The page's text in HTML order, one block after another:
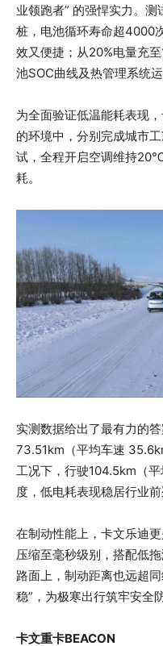
业领跑者” 的强悍实力。
桩，电池循环寿命超4000
效又便捷；从20%电量充
池SOC曲线及热管理系统
为全面验证低温能耗表
的环境中，分别完成城市
试，全程开启空调维持
耗。
实测数据给出了最有力的
73.51km（平均车速
工况下，行驶104.5km（
度，低电耗表现稳居行业前
在制动性能上，卡文乐迪
压缩至毫秒级别，搭配低
路面上，制动距离也远超
稳”，为极寒出行筑牢安全防
卡文重卡BEACON